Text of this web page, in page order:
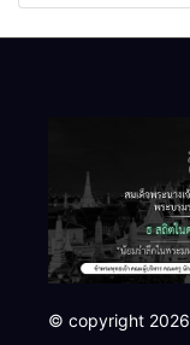
© copyright 2026